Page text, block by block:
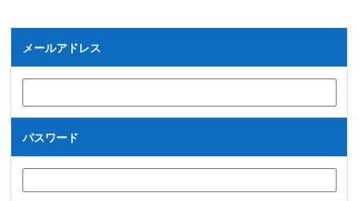
メールアドレス
パスワード